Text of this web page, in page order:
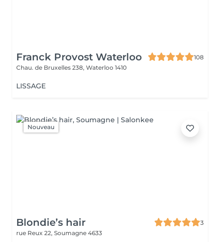
Franck Provost Waterloo
108
Chau. de Bruxelles 238, Waterloo 1410
LISSAGE
Nouveau
Blondie’s hair
3
rue Reux 22, Soumagne 4633